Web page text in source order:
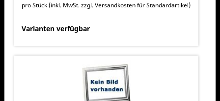
pro Stück (inkl. MwSt. zzgl.Versandkosten für Standardartikel)
Varianten verfügbar